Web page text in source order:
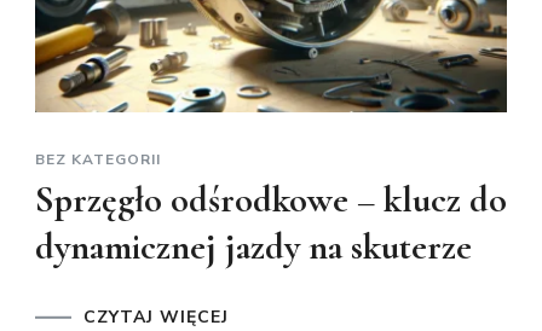
BEZ KATEGORII
Sprzęgło odśrodkowe – klucz do
dynamicznej jazdy na skuterze
CZYTAJ WIĘCEJ